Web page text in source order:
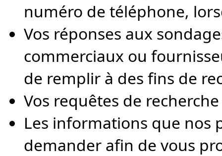
numéro de téléphone,
Vos réponses aux
commerciaux ou
de remplir à des fins de
Vos requêtes de
Les informations que nos
demander afin de vous